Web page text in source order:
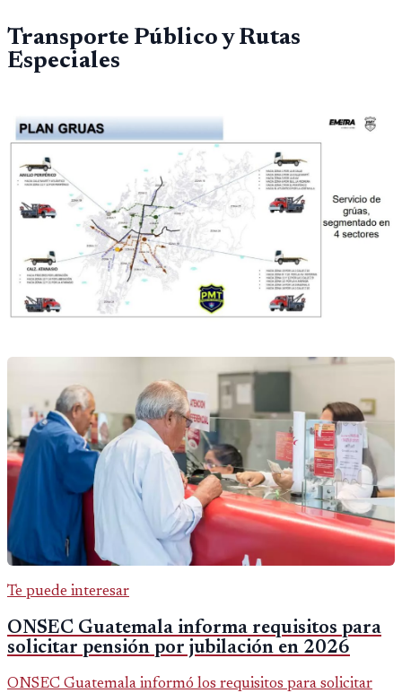
Transporte Público y Rutas
Especiales
Te puede interesar
ONSEC Guatemala informa requisitos para
solicitar pensión por jubilación en 2026
ONSEC Guatemala informó los requisitos para solicitar